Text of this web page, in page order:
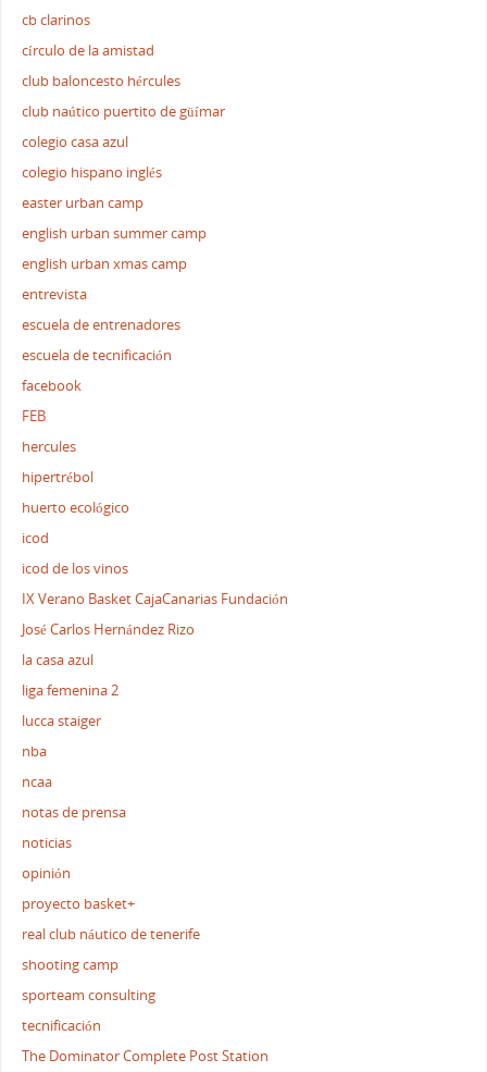
cb clarinos
círculo de la amistad
club baloncesto hércules
club naútico puertito de güímar
colegio casa azul
colegio hispano inglés
easter urban camp
english urban summer camp
english urban xmas camp
entrevista
escuela de entrenadores
escuela de tecnificación
facebook
FEB
hercules
hipertrébol
huerto ecológico
icod
icod de los vinos
IX Verano Basket CajaCanarias Fundación
José Carlos Hernández Rizo
la casa azul
liga femenina 2
lucca staiger
nba
ncaa
notas de prensa
noticias
opinión
proyecto basket+
real club náutico de tenerife
shooting camp
sporteam consulting
tecnificación
The Dominator Complete Post Station